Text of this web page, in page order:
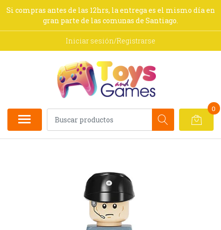
Si compras antes de las 12hrs, la entrega es el mismo día en
gran parte de las comunas de Santiago.
Iniciar sesión/Registrarse
0